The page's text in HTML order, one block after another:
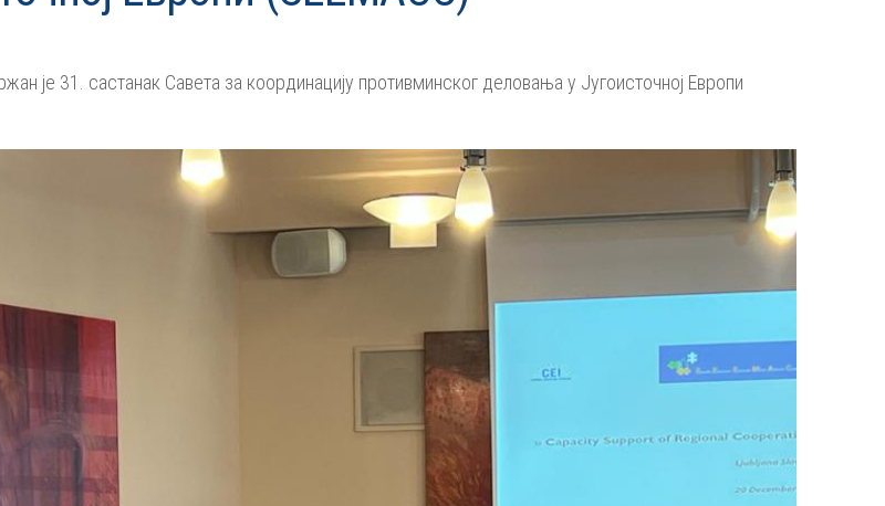
је 31. састанак Савета за координацију противминског деловања у Југоисточној Европи